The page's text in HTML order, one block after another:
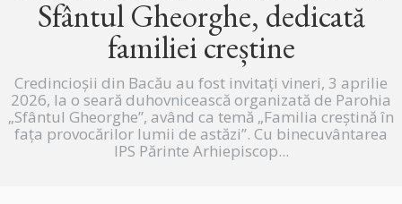
Sfântul Gheorghe, dedicată
familiei creștine
Credincioșii din Bacău au fost invitați vineri, 3 aprilie
2026, la o seară duhovnicească organizată de Parohia
„Sfântul Gheorghe”, având ca temă „Familia creștină în
fața provocărilor lumii de astăzi”. Cu binecuvântarea
IPS Părinte Arhiepiscop...